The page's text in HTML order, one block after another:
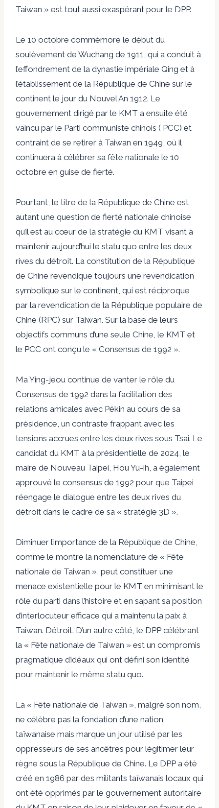
Taiwan » est tout aussi exaspérant pour le DPP.
Le 10 octobre commémore le début du
soulèvement de Wuchang de 1911, qui a conduit à
l’effondrement de la dynastie impériale Qing et à
l’établissement de la République de Chine sur le
continent le jour du Nouvel An 1912. Le
gouvernement dirigé par le KMT a ensuite été
vaincu par le Parti communiste chinois ( PCC) et
contraint de se retirer à Taiwan en 1949, où il
continuera à célébrer sa fête nationale le 10
octobre en guise de fierté.
Pourtant, le titre de la République de Chine est
autant une question de fierté nationale chinoise
qu’il est au cœur de la stratégie du KMT visant à
maintenir aujourd’hui le statu quo entre les deux
rives du détroit. La constitution de la République
de Chine revendique toujours une revendication
symbolique sur le continent, qui est réciproque
par la revendication de la République populaire de
Chine (RPC) sur Taiwan. Sur la base de leurs
objectifs communs d’une seule Chine, le KMT et
le PCC ont conçu le « Consensus de 1992 ».
Ma Ying-jeou continue de vanter le rôle du
Consensus de 1992 dans la facilitation des
relations amicales avec Pékin au cours de sa
présidence, un contraste frappant avec les
tensions accrues entre les deux rives sous Tsai. Le
candidat du KMT à la présidentielle de 2024, le
maire de Nouveau Taipei, Hou Yu-ih, a également
approuvé le consensus de 1992 pour que Taipei
réengage le dialogue entre les deux rives du
détroit dans le cadre de sa « stratégie 3D ».
Diminuer l’importance de la République de Chine,
comme le montre la nomenclature de « Fête
nationale de Taiwan », peut constituer une
menace existentielle pour le KMT en minimisant le
rôle du parti dans l’histoire et en sapant sa position
d’interlocuteur efficace qui a maintenu la paix à
Taiwan. Détroit. D’un autre côté, le DPP célébrant
la « Fête nationale de Taiwan » est un compromis
pragmatique d’idéaux qui ont défini son identité
pour maintenir le même statu quo.
La « Fête nationale de Taiwan », malgré son nom,
ne célèbre pas la fondation d’une nation
taïwanaise mais marque un jour utilisé par les
oppresseurs de ses ancêtres pour légitimer leur
règne sous la République de Chine. Le DPP a été
créé en 1986 par des militants taïwanais locaux qui
ont été opprimés par le gouvernement autoritaire